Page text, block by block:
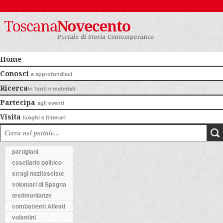
Home
Conosci e approfondisci
Ricercain fonti e materiali
Partecipa agli eventi
Visita luoghi e itinerari
partigiani
casellario politico
stragi nazifasciste
volontari di Spagna
testimonianze
combattenti Alleati
volantini